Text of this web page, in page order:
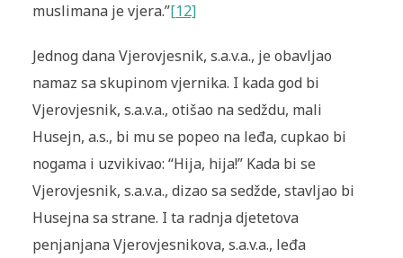
muslimana je vjera.”[12]
Jednog dana Vjerovjesnik, s.a.v.a., je obavljao
namaz sa skupinom vjernika. I kada god bi
Vjerovjesnik, s.a.v.a., otišao na sedždu, mali
Husejn, a.s., bi mu se popeo na leđa, cupkao bi
nogama i uzvikivao: “Hija, hija!” Kada bi se
Vjerovjesnik, s.a.v.a., dizao sa sedžde, stavljao bi
Husejna sa strane. I ta radnja djetetova
penjanjana Vjerovjesnikova, s.a.v.a., leđa